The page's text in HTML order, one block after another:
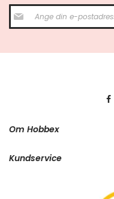
S
i
g
Om Hobbex
Kundservice